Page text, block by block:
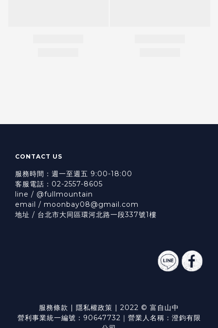
CONTACT US
服務時間：週一至週五 9:00-18:00
客服電話：02-2557-8605
line / @fullmountain
email / moonbay08@gmail.com
地址 / 台北市大同區環河北路一段337號1樓
服務條款 | 隱私權政策 | 2022 © 富自山中
營利事業統一編號：90647732｜營業人名稱：澄鈞有限